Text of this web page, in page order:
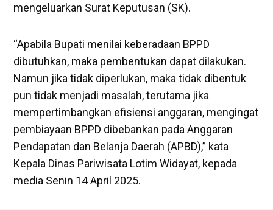
mengeluarkan Surat Keputusan (SK).
“Apabila Bupati menilai keberadaan BPPD
dibutuhkan, maka pembentukan dapat dilakukan.
Namun jika tidak diperlukan, maka tidak dibentuk
pun tidak menjadi masalah, terutama jika
mempertimbangkan efisiensi anggaran, mengingat
pembiayaan BPPD dibebankan pada Anggaran
Pendapatan dan Belanja Daerah (APBD),” kata
Kepala Dinas Pariwisata Lotim Widayat, kepada
media Senin 14 April 2025.